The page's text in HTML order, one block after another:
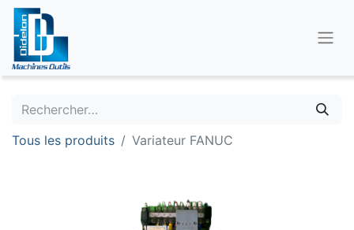
Tous les produits Variateur FANUC